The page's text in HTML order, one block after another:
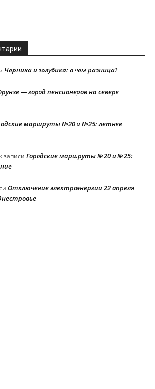
Черника и голубика: в чем разница?
— город пенсионеров на севере
маршруты №20 и №25: летнее
к записи Городские маршруты №20 и №25:
Отключение электроэнергии 22 апреля